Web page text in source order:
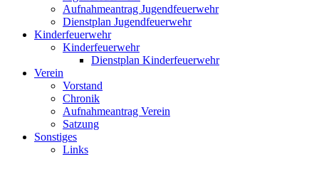
Aufnahmeantrag Jugendfeuerwehr
Dienstplan Jugendfeuerwehr
Kinderfeuerwehr
Kinderfeuerwehr
Dienstplan Kinderfeuerwehr
Verein
Vorstand
Chronik
Aufnahmeantrag Verein
Satzung
Sonstiges
Links